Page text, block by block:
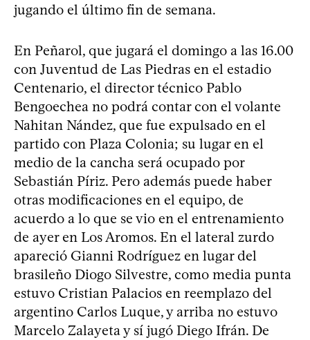
jugando el último fin de semana.
En Peñarol, que jugará el domingo a las 16.00
con Juventud de Las Piedras en el estadio
Centenario, el director técnico Pablo
Bengoechea no podrá contar con el volante
Nahitan Nández, que fue expulsado en el
partido con Plaza Colonia; su lugar en el
medio de la cancha será ocupado por
Sebastián Píriz. Pero además puede haber
otras modificaciones en el equipo, de
acuerdo a lo que se vio en el entrenamiento
de ayer en Los Aromos. En el lateral zurdo
apareció Gianni Rodríguez en lugar del
brasileño Diogo Silvestre, como media punta
estuvo Cristian Palacios en reemplazo del
argentino Carlos Luque, y arriba no estuvo
Marcelo Zalayeta y sí jugó Diego Ifrán. De